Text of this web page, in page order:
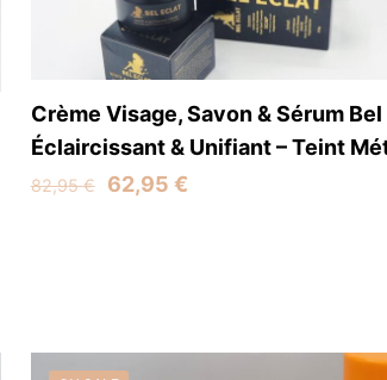
Crème Visage, Savon & Sérum Bel
Éclaircissant & Unifiant – Teint
82,95€
Original
62,95 €Current